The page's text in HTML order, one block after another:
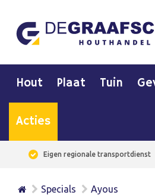
Hout Plaat Tuin
Acties
Eigen regionale transportdienst
Specials Ayous